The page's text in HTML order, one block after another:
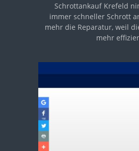
Schrottankauf Krefeld
immer schneller Schrott
mehr die Reparatur, weil
mehr